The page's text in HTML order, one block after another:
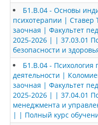
Б1.В.04 - Основы
психотерапии | Ставер
заочная | Факультет
2025-2026 | | 37.03.01
безопасности и
Б1.В.04 - Психология
деятельности |
заочная | Факультет
2025-2026 | | 37.04.01
менеджмента и
| | Полный курс